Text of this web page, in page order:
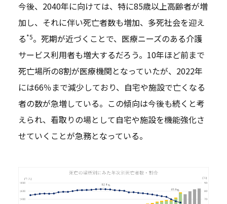
今後、2040年に向けては、特に85歳以上高齢者が増
加し、それに伴い死亡者数も増加、多死社会を迎え
る*5。死期が近づくことで、医療ニーズのある介護
サービス利用者も増大するだろう。10年ほど前まで
死亡場所の8割が医療機関となっていたが、2022年
には66％まで減少しており、自宅や施設で亡くなる
者の数が急増している。この傾向は今後も続くと考
えられ、看取りの場として自宅や施設を機能強化さ
せていくことが急務となっている。